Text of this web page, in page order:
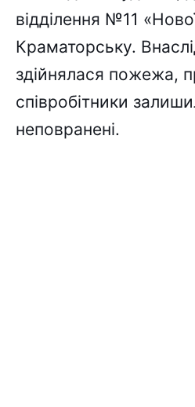
відділення №11
Краматорську.
здійнялася пожежа,
співробітники
неповранені.